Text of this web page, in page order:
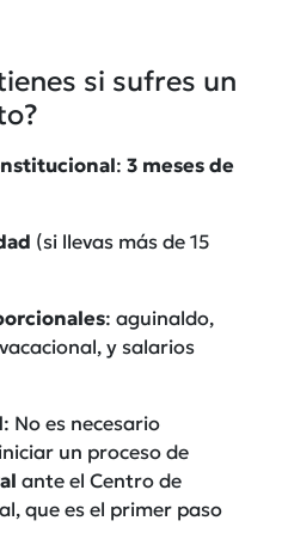
si sufres un
: 3 meses de
(si llevas más de 15
: aguinaldo,
y salarios
: No es necesario
un proceso de
ante el Centro de
que es el primer paso